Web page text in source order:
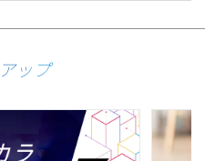
ップ